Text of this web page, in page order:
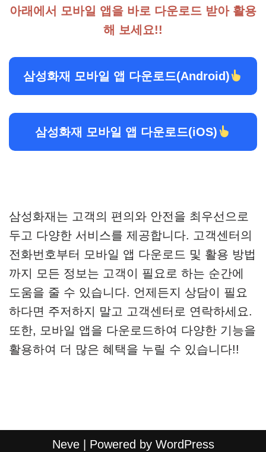
아래에서 모바일 앱을 바로 다운로드 받아 활용
해 보세요!!
삼성화재 모바일 앱 다운로드(Android)
삼성화재 모바일 앱 다운로드(iOS)
삼성화재는 고객의 편의와 안전을 최우선으로
두고 다양한 서비스를 제공합니다. 고객센터의
전화번호부터 모바일 앱 다운로드 및 활용 방법
까지 모든 정보는 고객이 필요로 하는 순간에
도움을 줄 수 있습니다. 언제든지 상담이 필요
하다면 주저하지 말고 고객센터로 연락하세요.
또한, 모바일 앱을 다운로드하여 다양한 기능을
활용하여 더 많은 혜택을 누릴 수 있습니다!!
Neve| Powered by WordPress